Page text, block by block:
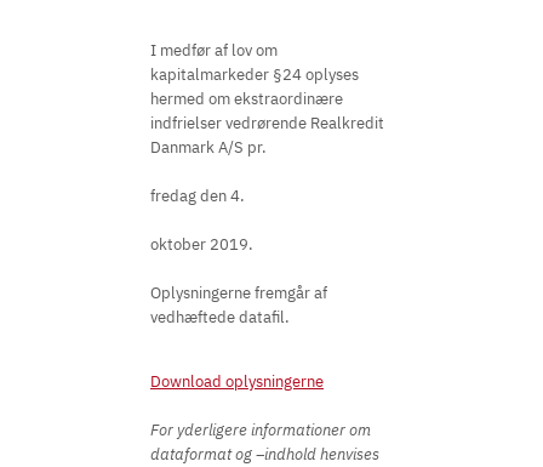
I medfør af lov om
kapitalmarkeder §24 oplyses
hermed om ekstraordinære
indfrielser vedrørende Realkredit
Danmark A/S pr.
fredag den 4.
oktober 2019.
Oplysningerne fremgår af
vedhæftede datafil.
Download oplysningerne
For yderligere informationer om
dataformat og –indhold henvises